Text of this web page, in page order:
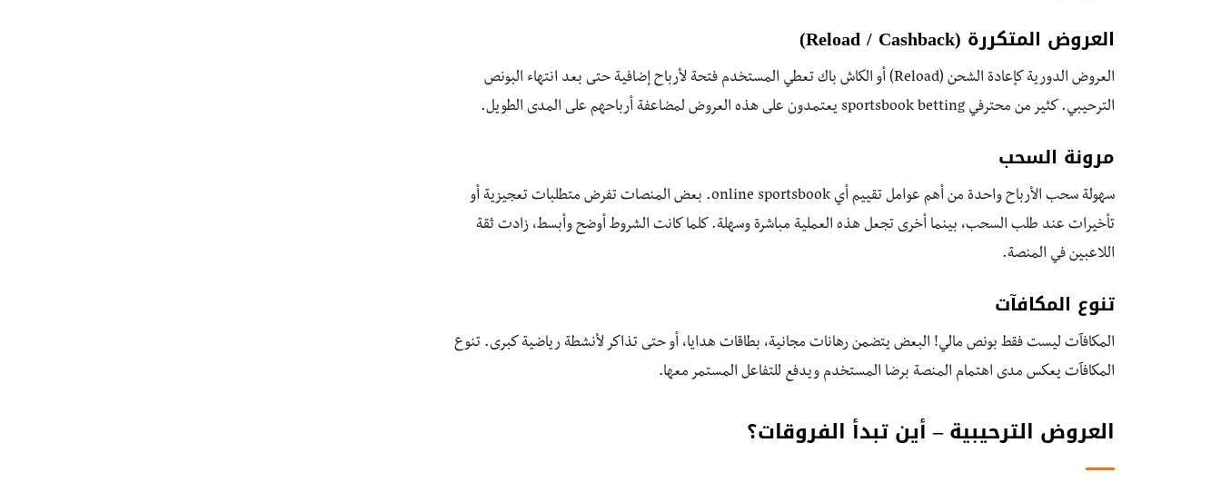
العروض المتكررة (Reload / Cashback)
العروض الدورية كإعادة الشحن (Reload) أو الكاش باك تعطي المستخدم فتحة لأرباح إضافية حتى بعد انتهاء البونص
الترحيبي. كثير من محترفي sportsbook betting يعتمدون على هذه العروض لمضاعفة أرباحهم على المدى الطويل.
مرونة السحب
سهولة سحب الأرباح واحدة من أهم عوامل تقييم أي online sportsbook. بعض المنصات تفرض متطلبات تعجيزية أو
تأخيرات عند طلب السحب، بينما أخرى تجعل هذه العملية مباشرة وسهلة. كلما كانت الشروط أوضح وأبسط، زادت ثقة
اللاعبين في المنصة.
تنوع المكافآت
المكافآت ليست فقط بونص مالي! البعض يتضمن رهانات مجانية، بطاقات هدايا، أو حتى تذاكر لأنشطة رياضية كبرى. تنوع
المكافآت يعكس مدى اهتمام المنصة برضا المستخدم ويدفع للتفاعل المستمر معها.
العروض الترحيبية – أين تبدأ الفروقات؟